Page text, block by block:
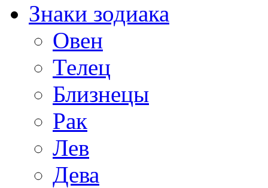
Знаки зодиака
Овен
Телец
Близнецы
Рак
Лев
Дева